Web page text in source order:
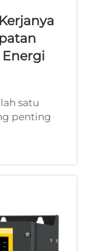
satu
penting
Anda
pompa,